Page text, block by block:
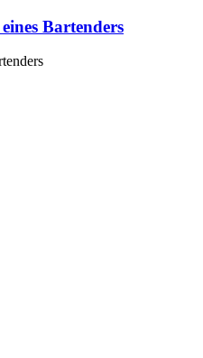
Bartenders